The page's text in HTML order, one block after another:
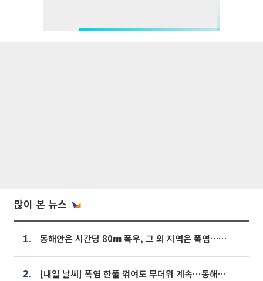
많이 본 뉴스
1. 동해안은 시간당 80㎜ 폭우, 그 외 지역은 폭염…‘극과 극 날씨’
2. [내일 날씨] 폭염 한풀 꺾여도 무더위 계속⋯동해안 이틀 연속 비